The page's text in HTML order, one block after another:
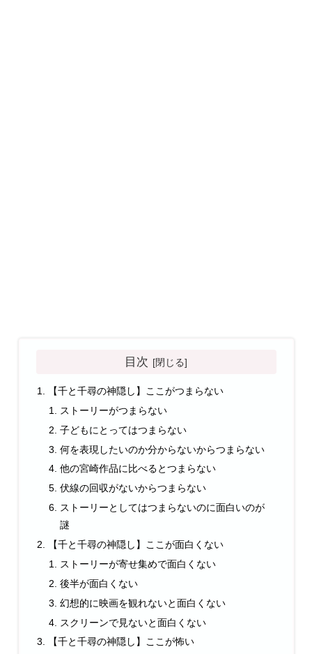
目次
【千と千尋の神隠し】ここがつまらない
ストーリーがつまらない
子どもにとってはつまらない
何を表現したいのか分からないからつまらない
他の宮崎作品に比べるとつまらない
伏線の回収がないからつまらない
ストーリーとしてはつまらないのに面白いのが
謎
【千と千尋の神隠し】ここが面白くない
ストーリーが寄せ集めで面白くない
後半が面白くない
幻想的に映画を観れないと面白くない
スクリーンで見ないと面白くない
【千と千尋の神隠し】ここが怖い